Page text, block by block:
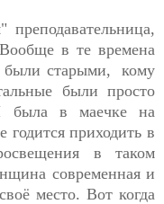
в те времена
были старыми, кому
были просто
была в маечке на
годится приходить в
в таком
современная и
место. Вот когда